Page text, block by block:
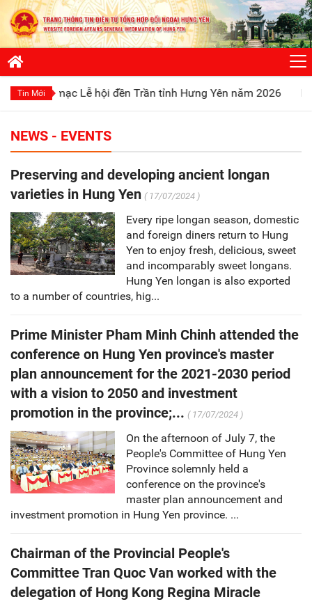
Tin Mới
Lễ hội đền Trần tỉnh Hưng Yên năm 2026 Phát huy
NEWS - EVENTS
Preserving and developing ancient longan
varieties in Hung Yen ( 17/07/2024 )
Every ripe longan season, domestic
and foreign diners return to Hung
Yen to enjoy fresh, delicious, sweet
and incomparably sweet longans.
Hung Yen longan is also exported
to a number of countries, hig...
Prime Minister Pham Minh Chinh attended the
conference on Hung Yen province's master
plan announcement for the 2021-2030 period
with a vision to 2050 and investment
promotion in the province;... ( 17/07/2024 )
On the afternoon of July 7, the
People's Committee of Hung Yen
Province solemnly held a
conference on the province's
master plan announcement and
investment promotion in Hung Yen province. ...
Chairman of the Provincial People's
Committee Tran Quoc Van worked with the
delegation of Hong Kong Regina Miracle